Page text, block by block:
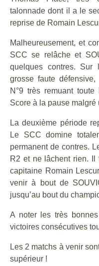
talonnade dont il a le
reprise de Romain
Malheureusement, et
SCC se relâche et
quelques contres. Sur
grosse faute
N°9 très remuant
Score à la pause
La deuxième période
Le SCC domine
permanent de contres.
R2 et ne lâchent rien.
capitaine Romain
venir à bout de
jusqu’au bout du
A noter les très
victoires consécutives
Les 2 matchs à venir
supérieur !